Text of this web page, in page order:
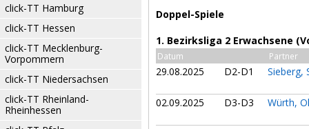
click-TT Hamburg
click-TT Hessen
click-TT Mecklenburg-
Vorpommern
click-TT Niedersachsen
click-TT Rheinland-
Rheinhessen
Doppel-Spiele
1. Bezirksliga 2 Erwachsene
Datum Partner
29.08.2025 D2-D1 Sieberg,
02.09.2025 D3-D3 Würth,